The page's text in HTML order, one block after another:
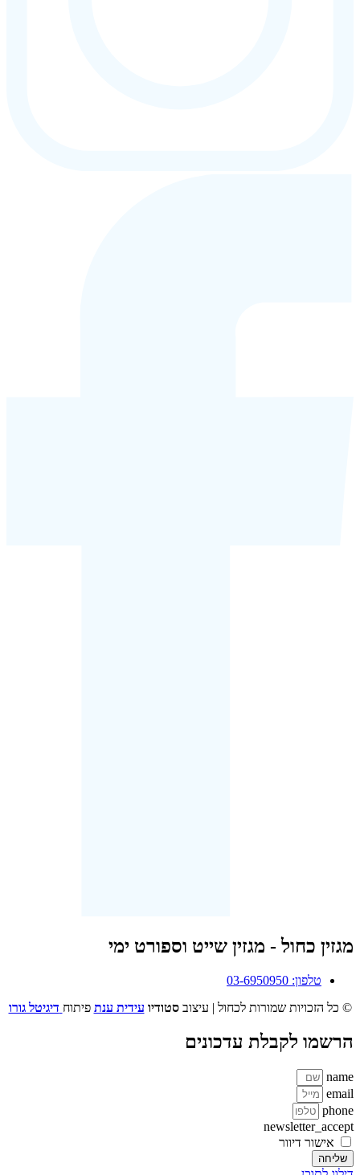
מגזין כחול - מגזין שייט וספורט ימי
טלפון: 03-6950950
© כל הזכויות שמורות לכחול | עיצובסטודיו עידית ענת פיתוח דיגיטל גורו
הרשמו לקבלת עדכונים
name
email
phone
newsletter_accept
אישור דיוור
שליחה